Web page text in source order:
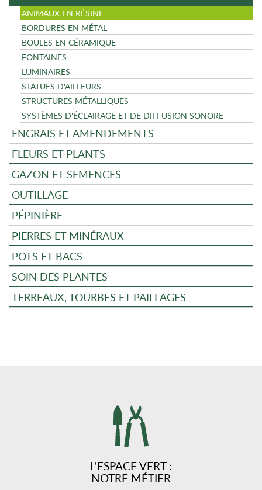
ANIMAUX EN RÉSINE
BORDURES EN MÉTAL
BOULES EN CÉRAMIQUE
FONTAINES
LUMINAIRES
STATUES D'AILLEURS
STRUCTURES MÉTALLIQUES
SYSTÈMES D'ÉCLAIRAGE ET DE DIFFUSION SONORE
ENGRAIS ET AMENDEMENTS
FLEURS ET PLANTS
GAZON ET SEMENCES
OUTILLAGE
PÉPINIÈRE
PIERRES ET MINÉRAUX
POTS ET BACS
SOIN DES PLANTES
TERREAUX, TOURBES ET PAILLAGES
L'ESPACE VERT :
NOTRE MÉTIER